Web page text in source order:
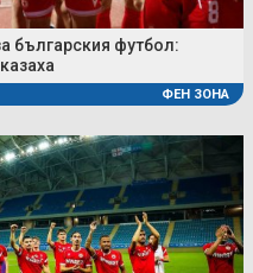
българския футбол:
ФЕН ЗОНА